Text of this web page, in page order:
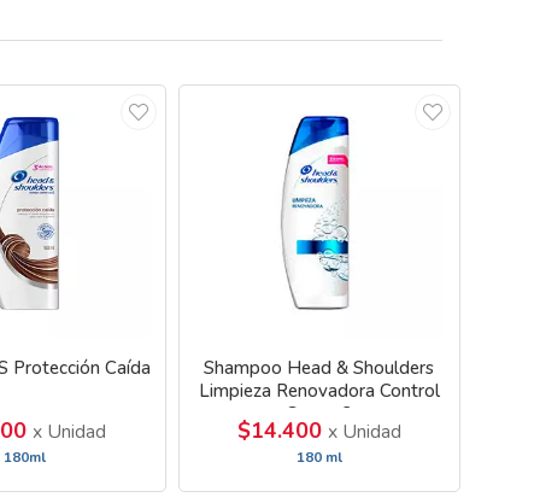
Protección Caída
x Unidad
180ml
Shampoo Head & Shoulders
Limpieza Renovadora Control
Caspa 3
$14.400 x Unidad
180 ml